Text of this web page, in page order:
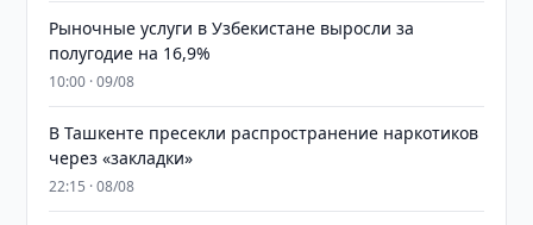
Рыночные услуги в Узбекистане выросли за
полугодие на 16,9%
10:00 · 09/08
В Ташкенте пресекли распространение наркотиков
через «закладки»
22:15 · 08/08